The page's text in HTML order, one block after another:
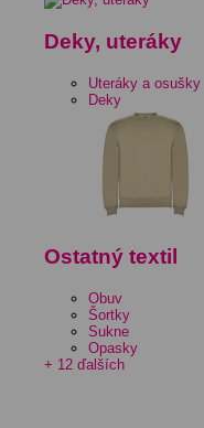
Deky, uteráky
Uteráky a osušky
Deky
Ostatný textil
Obuv
Šortky
Sukne
Opasky
+ 12 ďalších